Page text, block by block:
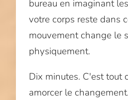
bureau en imaginant
votre corps reste dans
mouvement change le
physiquement.
Dix minutes. C'est tout
amorcer le changement.